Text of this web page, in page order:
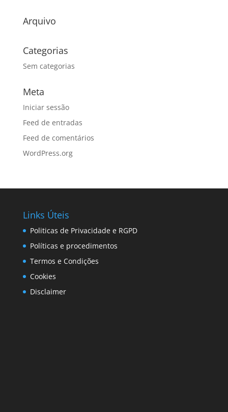
Arquivo
Categorias
Sem categorias
Meta
Iniciar sessão
Feed de entradas
Feed de comentários
WordPress.org
Links Úteis
Politicas de Privacidade e RGPD
Políticas e procedimentos
Termos e Condições
Cookies
Disclaimer